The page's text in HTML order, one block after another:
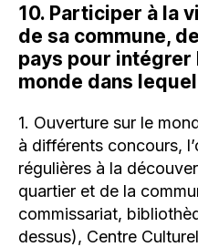
10. Participer à la
de sa commune,
pays pour intégrer
monde dans
1. Ouverture sur le
à différents concours,
régulières à la
quartier et de la
commissariat,
dessus), Centre